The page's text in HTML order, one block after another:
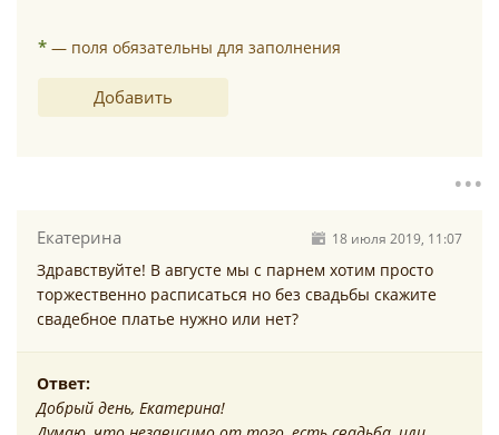
*— поля обязательны для заполнения
Добавить
...
Екатерина 18 июля 2019, 11:07
Здравствуйте! В августе мы с парнем хотим просто
торжественно расписаться но без свадьбы скажите
свадебное платье нужно или нет?
Ответ:
Добрый день, Екатерина!